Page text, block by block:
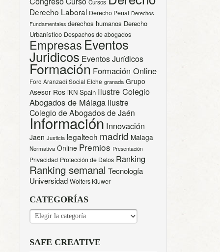
Cursos
Derecho Laboral Derecho Penal Derechos
Fundamentales derechos humanos Derecho
Urbanístico Despachos de abogados
Empresas Eventos
Juridicos Eventos Jurídicos
Formación Formación Online
Foro Aranzadi Social Elche granada Grupo
Asesor Ros iKN Spain Ilustre Colegio
Abogados de Málaga Ilustre
Colegio de Abogados de Jaén
Información Innovación
Jaen Justicia legaltech madrid Malaga
Normativa Online Premios Presentación
Privacidad Protección de Datos Ranking
Ranking semanal Tecnología
Universidad Wolters Kluwer
CATEGORÍAS
CATEGORÍAS
SAFE CREATIVE